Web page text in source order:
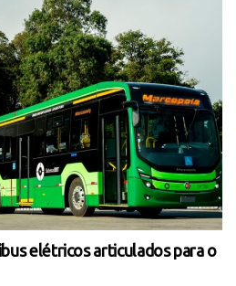
elétricos articulados para o